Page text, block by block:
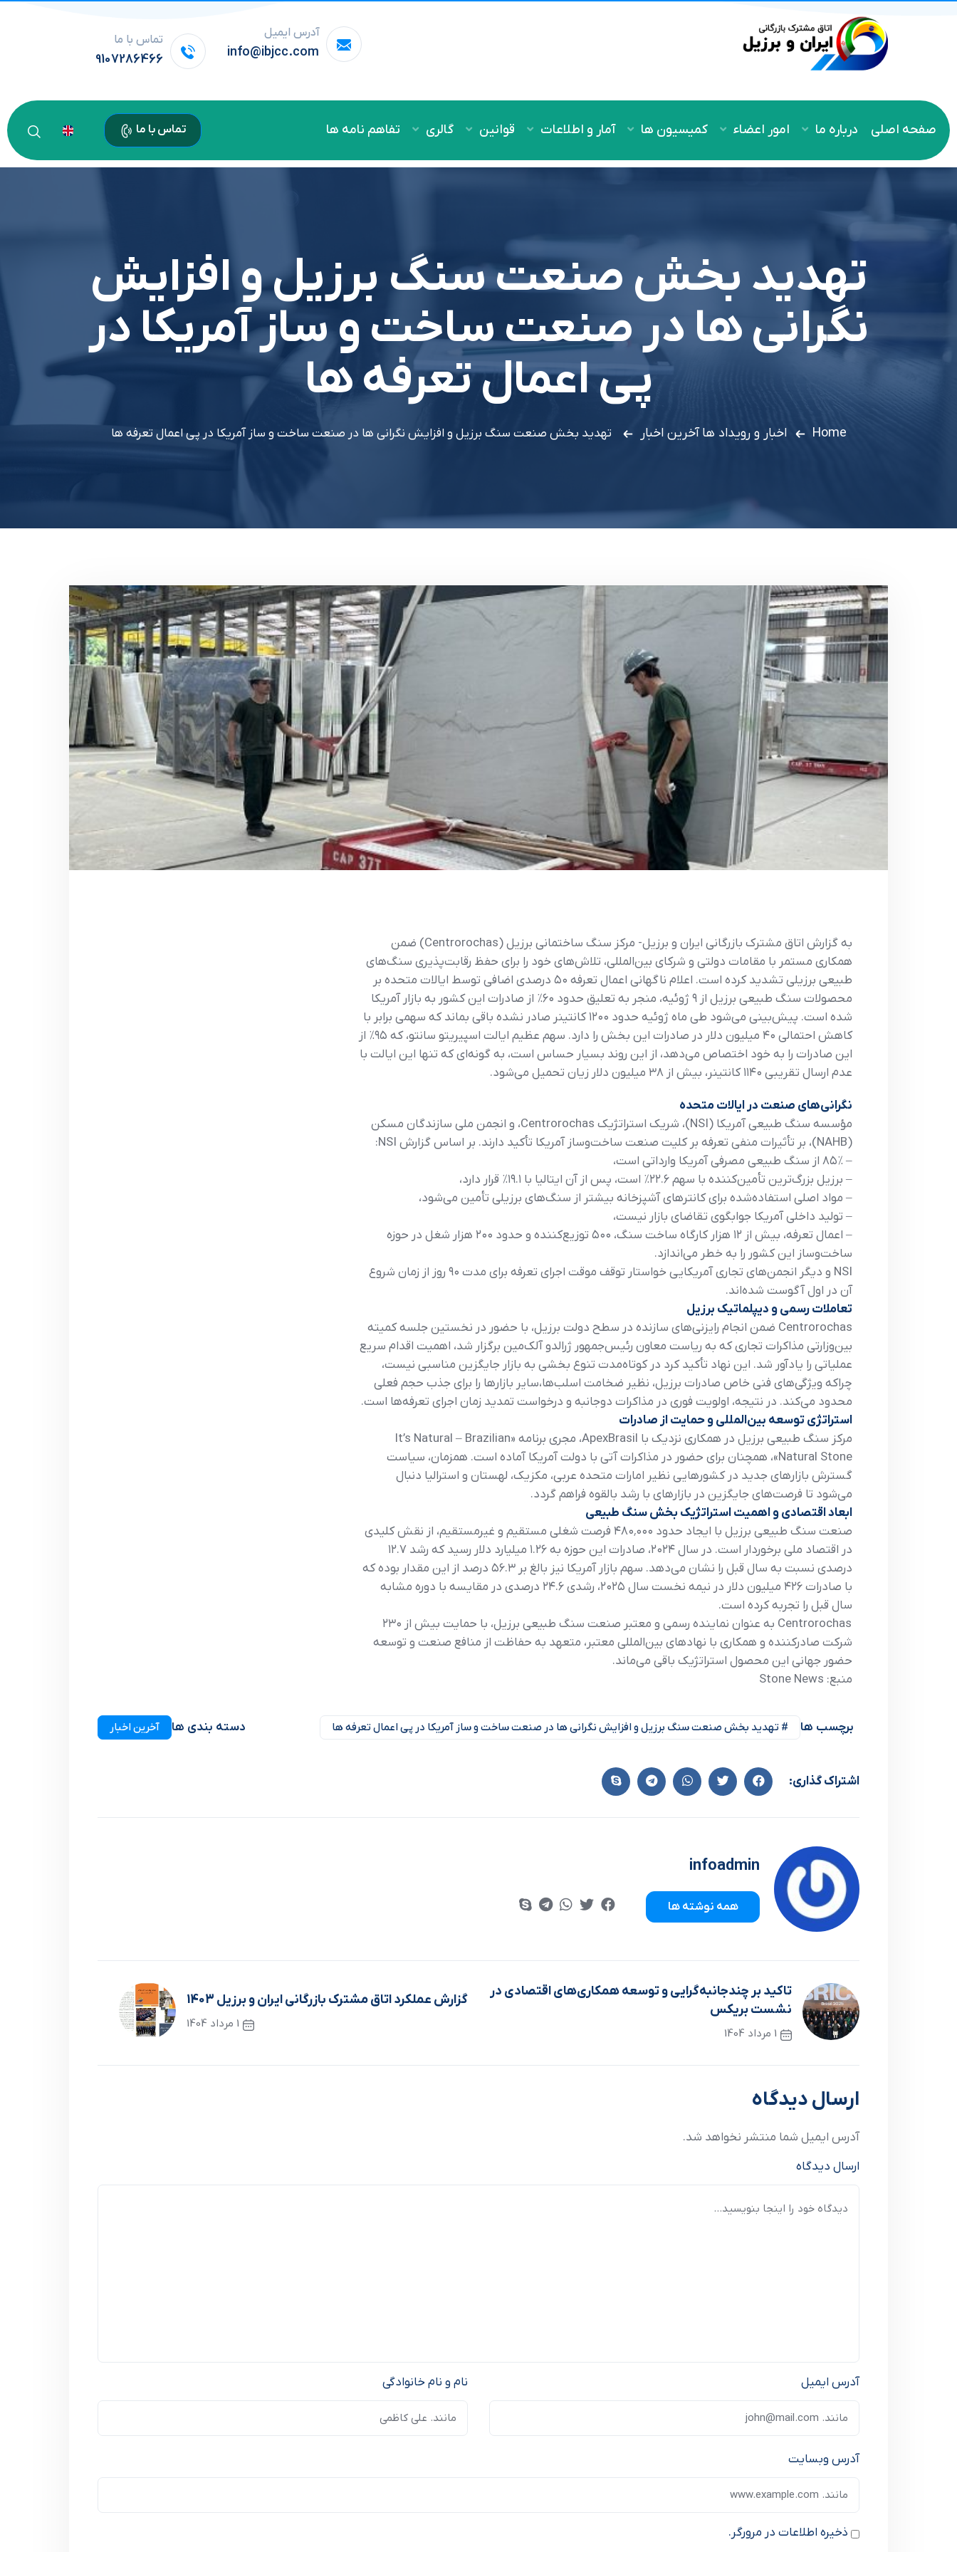
آدرس ایمیل
info@ibjcc.com
تماس با ما
9107286466
صفحه اصلی درباره ما امور اعضاء کمیسیون ها آمار و اطلاعات قوانین گالری تفاهم نامه ها تماس با ما
تهدید بخش صنعت سنگ برزیل و افزایش
نگرانی ها در صنعت ساخت و ساز آمریکا در
پی اعمال تعرفه ها
Home اخبار و رویداد ها آخرین اخبار تهدید بخش صنعت سنگ برزیل و افزایش نگرانی ها در صنعت ساخت و ساز آمریکا در پی اعمال تعرفه ها
به گزارش اتاق مشترک بازرگانی ایران و برزیل- مرکز سنگ ساختمانی برزیل (Centrorochas) ضمن
همکاری مستمر با مقامات دولتی و شرکای بین‌المللی، تلاش‌های خود را برای حفظ رقابت‌پذیری سنگ‌های
طبیعی برزیلی تشدید کرده است. اعلام ناگهانی اعمال تعرفه ۵۰ درصدی اضافی توسط ایالات متحده بر
محصولات سنگ طبیعی برزیل از ۹ ژوئیه، منجر به تعلیق حدود ۶۰٪ از صادرات این کشور به بازار آمریکا
شده است. پیش‌بینی می‌شود طی ماه ژوئیه حدود ۱۲۰۰ کانتینر صادر نشده باقی بماند که سهمی برابر با
کاهش احتمالی ۴۰ میلیون دلار در صادرات این بخش را دارد. سهم عظیم ایالت اسپیریتو سانتو، که ۹۵٪ از
این صادرات را به خود اختصاص می‌دهد، از این روند بسیار حساس است، به گونه‌ای که تنها این ایالت با
عدم ارسال تقریبی ۱۱۴۰ کانتینر، بیش از ۳۸ میلیون دلار زیان تحمیل می‌شود.
نگرانی‌های صنعت در ایالات متحده
مؤسسه سنگ طبیعی آمریکا (NSI)، شریک استراتژیک Centrorochas، و انجمن ملی سازندگان مسکن
(NAHB)، بر تأثیرات منفی تعرفه بر کلیت صنعت ساخت‌وساز آمریکا تأکید دارند. بر اساس گزارش NSI:
– ۸۵٪ از سنگ طبیعی مصرفی آمریکا وارداتی است،
– برزیل بزرگ‌ترین تأمین‌کننده با سهم ۲۲.۶٪ است، پس از آن ایتالیا با ۱۹.۱٪ قرار دارد،
– مواد اصلی استفاده‌شده برای کانترهای آشپزخانه بیشتر از سنگ‌های برزیلی تأمین می‌شود،
– تولید داخلی آمریکا جوابگوی تقاضای بازار نیست،
– اعمال تعرفه، بیش از ۱۲ هزار کارگاه ساخت سنگ، ۵۰۰ توزیع‌کننده و حدود ۲۰۰ هزار شغل در حوزه
ساخت‌وساز این کشور را به خطر می‌اندازد.
NSI و دیگر انجمن‌های تجاری آمریکایی خواستار توقف موقت اجرای تعرفه برای مدت ۹۰ روز از زمان شروع
آن در اول آگوست شده‌اند.
تعاملات رسمی و دیپلماتیک برزیل
Centrorochas ضمن انجام رایزنی‌های سازنده در سطح دولت برزیل، با حضور در نخستین جلسه کمیته
بین‌وزارتی مذاکرات تجاری که به ریاست معاون رئیس‌جمهور ژرالدو آلک‌مین برگزار شد، اهمیت اقدام سریع
عملیاتی را یادآور شد. این نهاد تأکید کرد در کوتاه‌مدت تنوع بخشی به بازار جایگزین مناسبی نیست،
چراکه ویژگی‌های فنی خاص صادرات برزیل، نظیر ضخامت اسلب‌ها،سایر بازارها را برای جذب حجم فعلی
محدود می‌کند. در نتیجه، اولویت فوری در مذاکرات دوجانبه و درخواست تمدید زمان اجرای تعرفه‌ها است.
استراتژی توسعه بین‌المللی و حمایت از صادرات
مرکز سنگ طبیعی برزیل در همکاری نزدیک با ApexBrasil، مجری برنامه «It’s Natural – Brazilian
Natural Stone»، همچنان برای حضور در مذاکرات آتی با دولت آمریکا آماده است. همزمان، سیاست
گسترش بازارهای جدید در کشورهایی نظیر امارات متحده عربی، مکزیک، لهستان و استرالیا دنبال
می‌شود تا فرصت‌های جایگزین در بازارهای با رشد بالقوه فراهم گردد.
ابعاد اقتصادی و اهمیت استراتژیک بخش سنگ طبیعی
صنعت سنگ طبیعی برزیل با ایجاد حدود ۴۸۰٬۰۰۰ فرصت شغلی مستقیم و غیرمستقیم، از نقش کلیدی
در اقتصاد ملی برخوردار است. در سال ۲۰۲۴، صادرات این حوزه به ۱.۲۶ میلیارد دلار رسید که رشد ۱۲.۷
درصدی نسبت به سال قبل را نشان می‌دهد. سهم بازار آمریکا نیز بالغ بر ۵۶.۳ درصد از این مقدار بوده که
با صادرات ۴۲۶ میلیون دلار در نیمه نخست سال ۲۰۲۵، رشدی ۲۴.۶ درصدی در مقایسه با دوره مشابه
سال قبل را تجربه کرده است.
Centrorochas به عنوان نماینده رسمی و معتبر صنعت سنگ طبیعی برزیل، با حمایت بیش از ۲۳۰
شرکت صادرکننده و همکاری با نهادهای بین‌المللی معتبر، متعهد به حفاظت از منافع صنعت و توسعه
حضور جهانی این محصول استراتژیک باقی می‌ماند.
منبع: Stone News
برچسب ها # تهدید بخش صنعت سنگ برزیل و افزایش نگرانی ها در صنعت ساخت و ساز آمریکا در پی اعمال تعرفه ها دسته بندی ها آخرین اخبار
اشتراک گذاری:
infoadmin
همه نوشته ها
تاکید بر چندجانبه‌گرایی و توسعه همکاری‌های اقتصادی در
نشست بریکس
1 مرداد 1404
گزارش عملکرد اتاق مشترک بازرگانی ایران و برزیل 1403
1 مرداد 1404
ارسال دیدگاه
آدرس ایمیل شما منتشر نخواهد شد.
ارسال دیدگاه
نام و نام خانوادگی آدرس ایمیل
آدرس وبسایت
ذخیره اطلاعات در مرورگر.